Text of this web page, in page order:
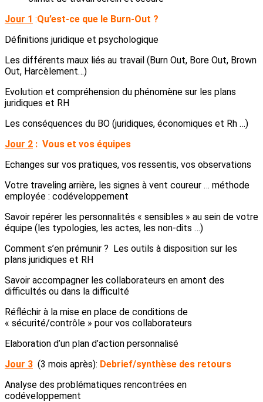
Jour 1 :Qu’est-ce que le Burn-Out ?
Définitions juridique et psychologique
Les différents maux liés au travail (Burn Out, Bore Out, Brown
Out, Harcèlement…)
Evolution et compréhension du phénomène sur les plans
juridiques et RH
Les conséquences du BO (juridiques, économiques et Rh …)
Jour 2 : Vous et vos équipes
Echanges sur vos pratiques, vos ressentis, vos observations
Votre traveling arrière, les signes à vent coureur … méthode
employée : codéveloppement
Savoir repérer les personnalités « sensibles » au sein de votre
équipe (les typologies, les actes, les non-dits …)
Comment s’en prémunir ? Les outils à disposition sur les
plans juridiques et RH
Savoir accompagner les collaborateurs en amont des
difficultés ou dans la difficulté
Réfléchir à la mise en place de conditions de
« sécurité/contrôle » pour vos collaborateurs
Elaboration d’un plan d’action personnalisé
Jour 3 (3 mois après): Debrief/synthèse des retours
Analyse des problématiques rencontrées en
codéveloppement